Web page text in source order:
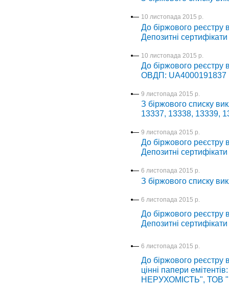
10 листопада 2015 р.
До біржового реєстру
Депозитні
10 листопада 2015 р.
До біржового реєстру
ОВДП: UA4000191837
9 листопада 2015 р.
З біржового списку
13337, 13338, 13339,
9 листопада 2015 р.
До біржового реєстру
Депозитні
6 листопада 2015 р.
З біржового списку
6 листопада 2015 р.
До біржового реєстру
Депозитні
6 листопада 2015 р.
До біржового реєстру
цінні папери
НЕРУХОМІСТЬ", ТОВ